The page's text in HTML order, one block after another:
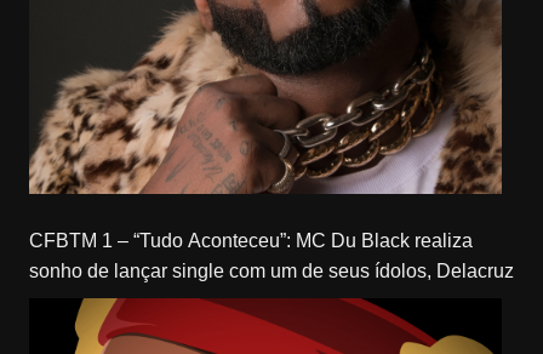
CFBTM 1 – “Tudo Aconteceu”: MC Du Black realiza
sonho de lançar single com um de seus ídolos, Delacruz